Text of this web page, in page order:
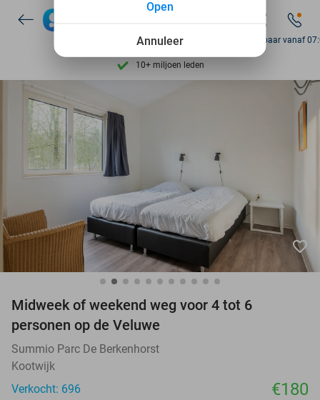
7 dagen per week beschikbaar
10+ miljoen leden
9,4 op basis van
7 dagen per week beschikbaar
Bereikbaar vanaf
favorite_border
Midweek of weekend weg voor 4 tot 6
personen op de Veluwe
Summio Parc De Berkenhorst
Kootwijk
Verkocht: 696
€180
Annuleer
Open